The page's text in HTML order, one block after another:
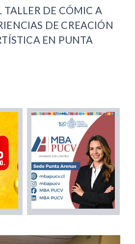
TALLER DE CÓMIC A
DE CREACIÓN
EN PUNTA